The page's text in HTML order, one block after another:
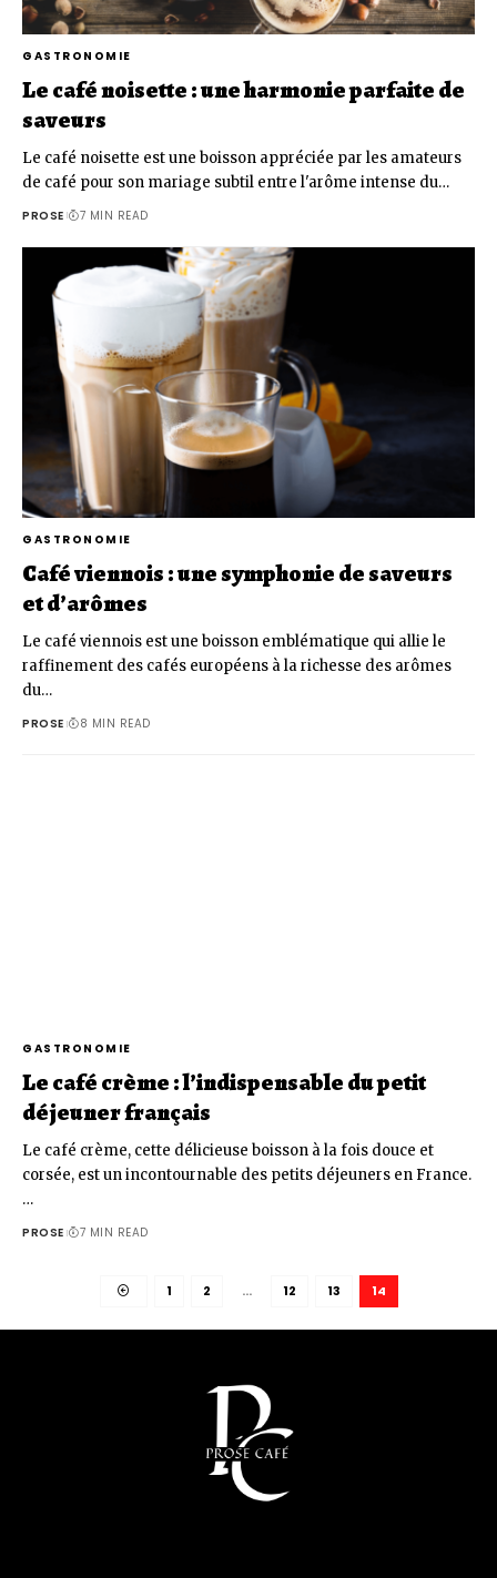
GASTRONOMIE
Le café noisette : une harmonie parfaite de
saveurs
Le café noisette est une boisson appréciée par les amateurs
de café pour son mariage subtil entre l'arôme intense du…
PROSE 7 MIN READ
GASTRONOMIE
Café viennois : une symphonie de saveurs
et d’arômes
Le café viennois est une boisson emblématique qui allie le
raffinement des cafés européens à la richesse des arômes
du…
PROSE 8 MIN READ
GASTRONOMIE
Le café crème : l’indispensable du petit
déjeuner français
Le café crème, cette délicieuse boisson à la fois douce et
corsée, est un incontournable des petits déjeuners en France.
…
PROSE 7 MIN READ
1 2 … 12 13 14